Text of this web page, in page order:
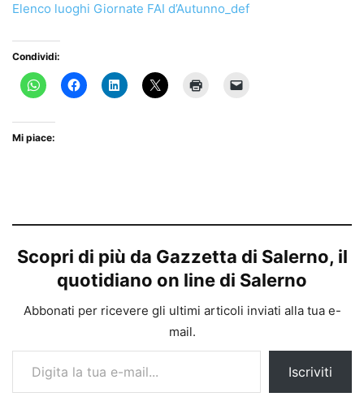
Elenco luoghi Giornate FAI d’Autunno_def
Condividi:
Mi piace:
Scopri di più da Gazzetta di Salerno, il
quotidiano on line di Salerno
Abbonati per ricevere gli ultimi articoli inviati alla tua e-
mail.
Digita la tua e-mail...
Iscriviti